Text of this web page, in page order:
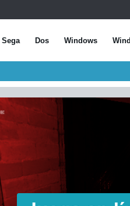
Sega Dos Windows